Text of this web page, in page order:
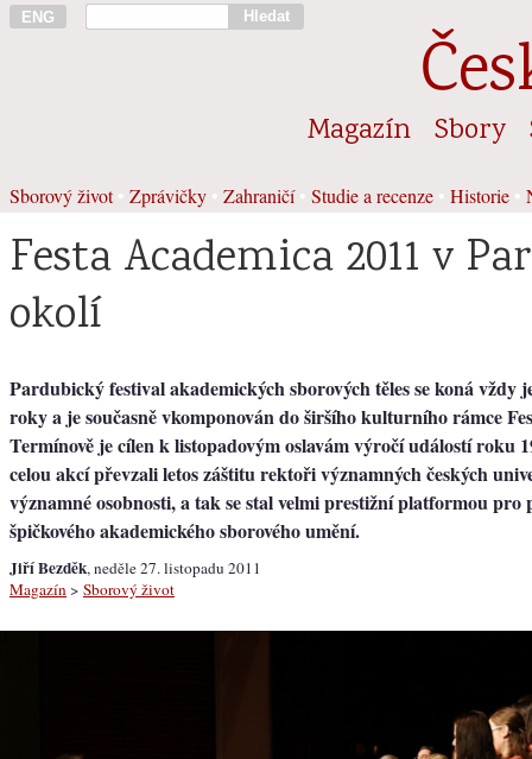
ENG Hledat
Magazín Sbory
Sborový život• Zprávičky Zahraničí• Studie a recenze Historie
Festa Academica 2011 v
okolí
Pardubický festival akademických sborových těles se koná vždy
roky a je současně vkomponován do širšího kulturního rámce
Termínově je cílen k listopadovým oslavám výročí událostí roku
celou akcí převzali letos záštitu rektoři významných českých
významné osobnosti, a tak se stal velmi prestižní platformou pro
špičkového akademického sborového umění.
Jiří Bezděk, neděle 27. listopadu 2011
Magazín > Sborový život